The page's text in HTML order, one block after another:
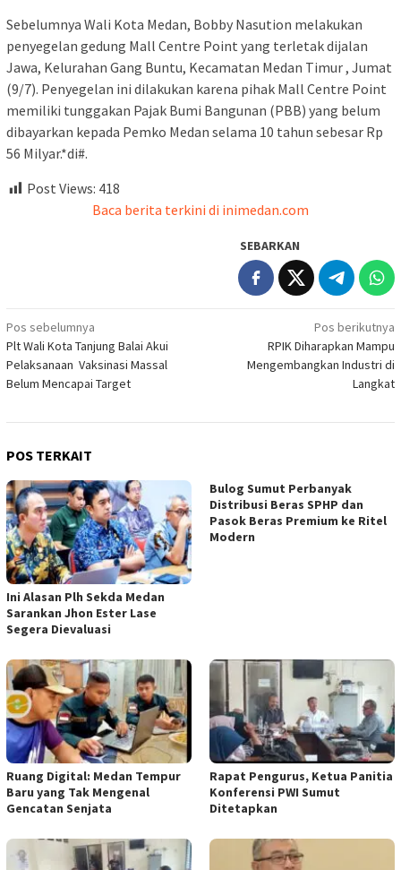
Sebelumnya Wali Kota Medan, Bobby Nasution melakukan
penyegelan gedung Mall Centre Point yang terletak dijalan
Jawa, Kelurahan Gang Buntu, Kecamatan Medan Timur , Jumat
(9/7). Penyegelan ini dilakukan karena pihak Mall Centre Point
memiliki tunggakan Pajak Bumi Bangunan (PBB) yang belum
dibayarkan kepada Pemko Medan selama 10 tahun sebesar Rp
56 Milyar.*di#.
Post Views: 418
Baca berita terkini di inimedan.com
SEBARKAN
Navigasi
pos
Pos sebelumnya
Plt Wali Kota Tanjung Balai Akui
Pelaksanaan Vaksinasi Massal
Belum Mencapai Target
Pos berikutnya
RPIK Diharapkan Mampu
Mengembangkan Industri di
Langkat
POS TERKAIT
Ini Alasan Plh Sekda Medan
Sarankan Jhon Ester Lase
Segera Dievaluasi
Bulog Sumut Perbanyak
Distribusi Beras SPHP dan
Pasok Beras Premium ke Ritel
Modern
Ruang Digital: Medan Tempur
Baru yang Tak Mengenal
Gencatan Senjata
Rapat Pengurus, Ketua Panitia
Konferensi PWI Sumut
Ditetapkan